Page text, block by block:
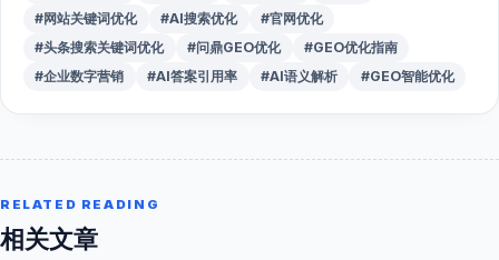
#网站关键词优化
#AI搜索优化
#官网优化
#头条搜索关键词优化
#问鼎GEO优化
#GEO优化指南
#企业数字营销
#AI答案引用率 #AI语义解析 #GEO智能优化
RELATED READING
相关文章